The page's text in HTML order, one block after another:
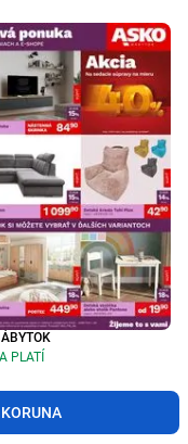
PLATÍ